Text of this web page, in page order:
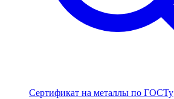
Сертификат на металлы по ГОСТу